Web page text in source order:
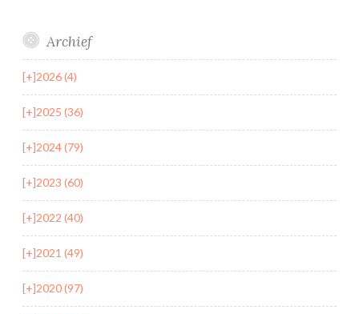
Archief
[+]2026 (4)
[+]2025 (36)
[+]2024 (79)
[+]2023 (60)
[+]2022 (40)
[+]2021 (49)
[+]2020 (97)